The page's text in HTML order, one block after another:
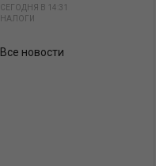
СЕГОДНЯ В 14:31
НАЛОГИ
Все новости